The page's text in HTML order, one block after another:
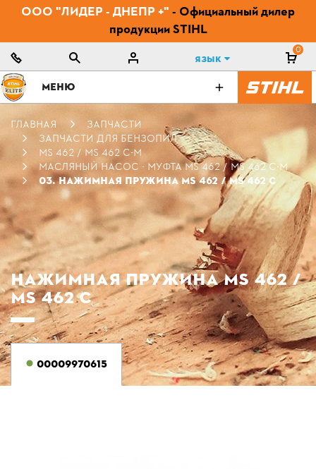
ООО "ЛИДЕР - ДНЕПР +" - Официальный дилер
продукции STIHL
Язык
0
МЕНЮ
ГЛАВНАЯ
ЗАПЧАСТИ
ЗАПЧАСТИ ДЛЯ БЕНЗОПИЛ
MS 462 / MS 462 C-M
МАСЛЯНЫЙ НАСОС - МУФТА MS 462 / MS 462 C-М
03. НАЖИМНАЯ ПРУЖИНА MS 462 / MS 462 C
НАЖИМНАЯ ПРУЖИНА MS 462 /
MS 462 C
00009970615